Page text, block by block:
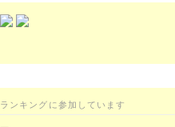
ランキングに参加しています